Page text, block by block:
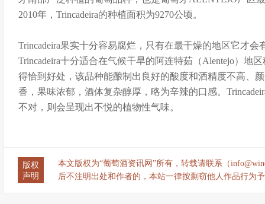
2010年，Trincadeira的种植面积为9270公顷。
Trincadeira果实十分容易腐烂，只有在最干燥的地区它才会
Trincadeira十分适合在气候干旱的阿连特茹（Alentejo）地
得恰到好处，该品种能酿制出良好的酸度和酒精度不高、
香，果味浓郁，酒体复杂醇厚，略为辛辣的口感。
不对，则会呈现出不悦的植物性气味。
版权
声明
本文版权为“葡萄酒资讯网”所有，转载请联系（
后不注明出处和作者的，本站一律按剽窃他人作品行为